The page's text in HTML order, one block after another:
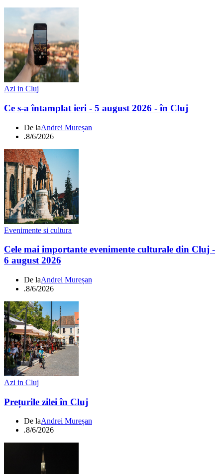
Azi in Cluj
Ce s-a întamplat ieri - 5 august 2026 - în Cluj
De laAndrei Mureșan
.8/6/2026
Evenimente si cultura
Cele mai importante evenimente culturale din Cluj -
6 august 2026
De laAndrei Mureșan
.8/6/2026
Azi in Cluj
Prețurile zilei în Cluj
De laAndrei Mureșan
.8/6/2026